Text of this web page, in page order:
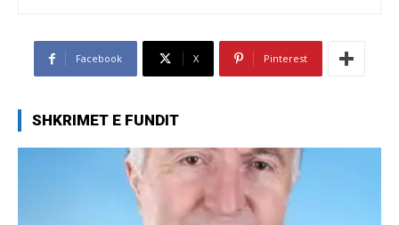
Facebook X Pinterest
SHKRIMET E FUNDIT